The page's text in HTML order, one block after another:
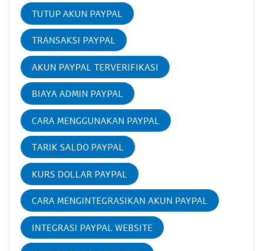
TUTUP AKUN PAYPAL
TRANSAKSI PAYPAL
AKUN PAYPAL TERVERIFIKASI
BIAYA ADMIN PAYPAL
CARA MENGGUNAKAN PAYPAL
TARIK SALDO PAYPAL
KURS DOLLAR PAYPAL
CARA MENGINTEGRASIKAN AKUN PAYPAL
INTEGRASI PAYPAL WEBSITE